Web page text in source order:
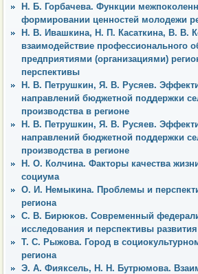
Н. Б. Горбачева. Функции
формировании ценностей молодежи
Н. В. Ивашкина, Н. П. Касаткина, В. В.
взаимодействие профессионального
предприятиями (организациями)
перспективы
Н. В. Петрушкин, Я. В. Русяев.
направлений бюджетной поддержки
производства в регионе
Н. В. Петрушкин, Я. В. Русяев.
направлений бюджетной поддержки
производства в регионе
Н. О. Колчина. Факторы качества
социума
О. И. Немыкина. Проблемы и
региона
С. В. Бирюков. Современный
исследования и перспективы развития
Т. С. Рыжова. Город в
региона
Э. А. Фияксель, Н. Н. Бутрюмова.